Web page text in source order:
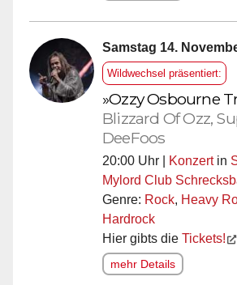
Samstag 14.
Wildwechsel präsentiert:
»Ozzy Osbourne
Blizzard Of Ozz,
DeeFoos
20:00 Uhr | Konzertin
Mylord Club
Genre: Rock, Heavy
Hardrock
Hier gibts die Tickets!
mehr Details